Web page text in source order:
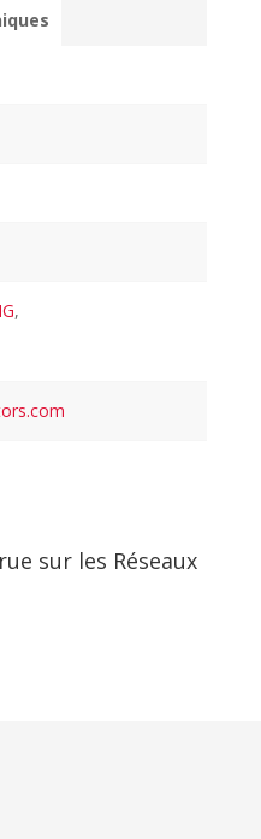
,
sur les Réseaux